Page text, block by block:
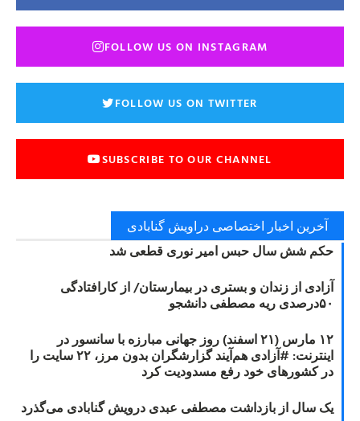
FOLLOW US ON INSTAGRAM
FOLLOW US ON TWITTER
SUBSCRIBE TO OUR CHANNEL
آخرین اخبار اختصاصی دراویش گنابادی
حکم شش سال حبس امیر نوری قطعی شد
آزادی از زندان و بستری در بیمارستان/ از کارافتادگی
۵۰درصدی ریه مصطفی دانشجو
۱۲ مارس (۲۱ اسفند) روز جهانی مبارزه با سانسور در
اینترنت: #آزادی هم‌آیند گزارشگران‌ بدون مرز، ۲۲ سایت را
در کشورهای خود رفع مسدودیت کرد
یک سال از بازداشت مصطفی عبدی درویش گنابادی می‌گذرد